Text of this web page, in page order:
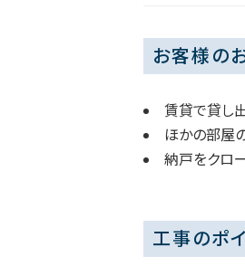
お客様の
賃貸で貸し
ほかの部屋
納戸をクロ
工事のポ